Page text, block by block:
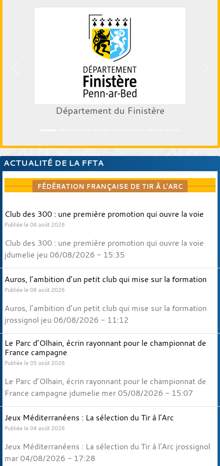
Département du Finistère
ACTUALITÉ DE LA FFTA
FÉDÉRATION FRANÇAISE DE TIR À L'ARC
Club des 300 : une première promotion qui ouvre la voie
Publiée le 06 août 2026
Club des 300 : une première promotion qui ouvre la voie
jdumelie jeu 06/08/2026 - 15:35
Auros, l’ambition d’un petit club qui mise sur la formation
Publiée le 06 août 2026
Auros, l’ambition d’un petit club qui mise sur la formation
jrossignol jeu 06/08/2026 - 11:12
Le Parc d’Olhain, écrin rayonnant pour le championnat de
France campagne
Publiée le 05 août 2026
Le Parc d’Olhain, écrin rayonnant pour le championnat de
France campagne jdumelie mer 05/08/2026 - 15:07
Jeux Méditerranéens : La sélection du Tir à l'Arc
Publiée le 04 août 2026
Jeux Méditerranéens : La sélection du Tir à l'Arc jrossignol
mar 04/08/2026 - 17:28